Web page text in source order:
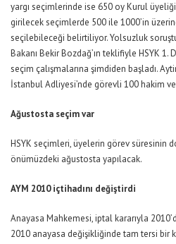
yargı seçimlerinde ise 650 oy Kurul
girilecek seçimlerde 500 ile 1000’in
seçilebileceği belirtiliyor. Yolsuzluk
Bakanı Bekir Bozdağ’ın teklifiyle HSYK 1.
seçim çalışmalarına şimdiden başladı.
İstanbul Adliyesi’nde görevli 100 hakim
Ağustosta seçim var
HSYK seçimleri, üyelerin görev süresinin
önümüzdeki ağustosta yapılacak.
AYM 2010 içtihadını değiştirdi
Anayasa Mahkemesi, iptal kararıyla
2010 anayasa değişikliğinde tam tersi bir